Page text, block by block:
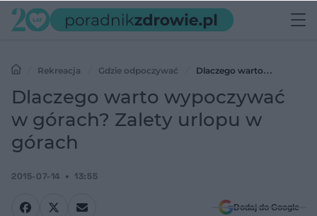
Rekreacja Gdzie odpoczywać
Dlaczego warto
wypoczywać w górach? Zalety urlopu w górach
Dlaczego warto wypoczywać
w górach? Zalety urlopu w
górach
2015-07-14 13:55
Dodaj do Google